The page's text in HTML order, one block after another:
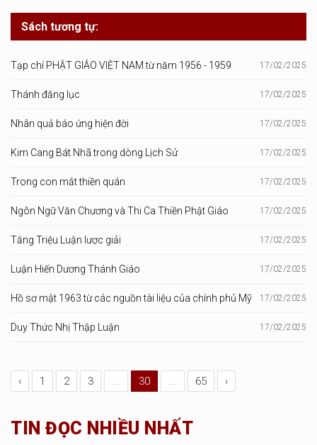
Sách tương tự:
Tạp chí PHẬT GIÁO VIỆT NAM từ năm 1956 - 1959 17/02/2025
Thánh đăng lục 17/02/2025
Nhân quả báo ứng hiện đời 17/02/2025
Kim Cang Bát Nhã trong dòng Lịch Sử 17/02/2025
Trong con mắt thiền quán 17/02/2025
Ngôn Ngữ Văn Chương và Thi Ca Thiền Phật Giáo 17/02/2025
Tăng Triệu Luận lược giải 17/02/2025
Luận Hiến Dương Thánh Giáo 17/02/2025
Hồ sơ mật 1963 từ các nguồn tài liệu của chính phủ Mỹ 17/02/2025
Duy Thức Nhị Thập Luận 17/02/2025
‹ 1 2 3 ... 30 ... 65 ›
TIN ĐỌC NHIỀU NHẤT